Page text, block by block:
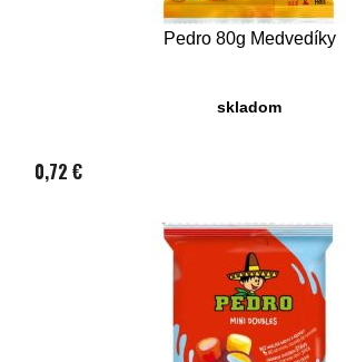
Pedro 80g Medvedíky
skladom
0,72 €